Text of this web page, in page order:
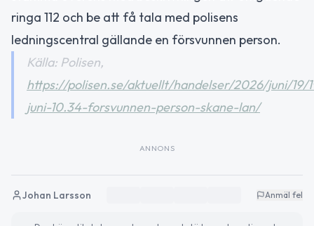
ringa 112 och be att få tala med polisens
ledningscentral gällande en försvunnen person.
Källa: Polisen,
https://polisen.se/aktuellt/handelser/2026/juni/19/
juni-10.34-forsvunnen-person-skane-lan/
ANNONS
Johan Larsson Anmäl fel